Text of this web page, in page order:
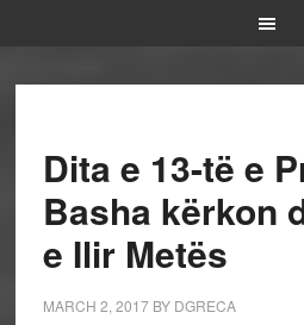
Dita e 13-të e
Basha kërkon
e Ilir Metës
MARCH 2, 2017BY DGRECA